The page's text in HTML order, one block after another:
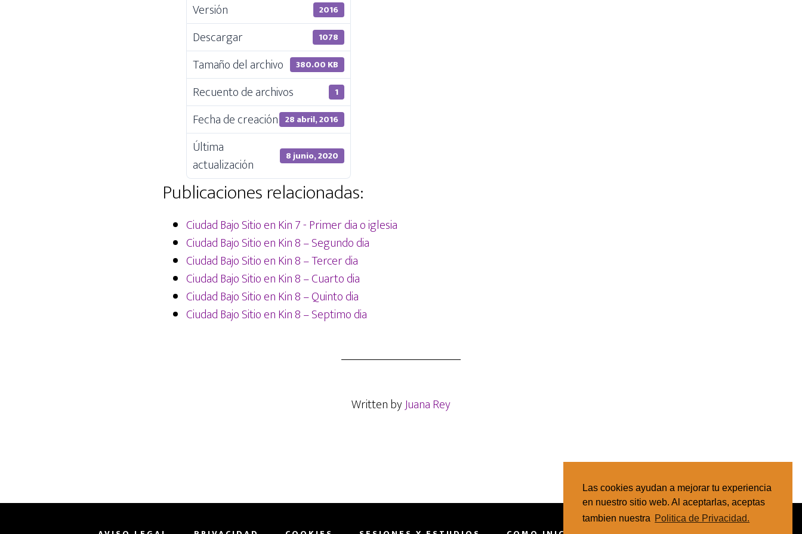
Las cookies ayudan a mejorar tu experiencia
en nuestro sitio web. Al aceptarlas, aceptas
tambien nuestra Politica de Privacidad.
r
p
Versión
2016
Descargar 1078
Tamaño del archivo 380.00 KB
Recuento de archivos 1
Fecha de creación 28 abril, 2016
Última
actualización
8 junio, 2020
Publicaciones relacionadas:
Ciudad Bajo Sitio en Kin 7 - Primer dia o iglesia
Ciudad Bajo Sitio en Kin 8 – Segundo dia
Ciudad Bajo Sitio en Kin 8 – Tercer dia
Ciudad Bajo Sitio en Kin 8 – Cuarto dia
Ciudad Bajo Sitio en Kin 8 – Quinto dia
Ciudad Bajo Sitio en Kin 8 – Septimo dia
Written byJuana Rey